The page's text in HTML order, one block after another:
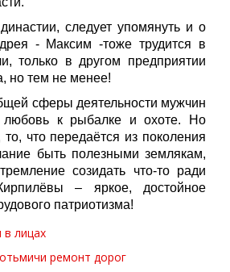
следует упомянуть и о
- Максим -тоже трудится в
только в другом предприятии
но тем не менее!
сферы деятельности мужчин
любовь к рыбалке и охоте. Но
то, что передаётся из поколения
быть полезными землякам,
созидать что-то ради
– яркое, достойное
патриотизма!
в лицах
ремонт дорог